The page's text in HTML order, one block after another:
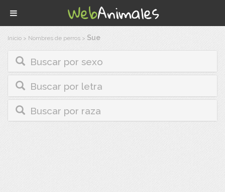
Inicio > Nombres de perros > Sue
Buscar por sexo
Buscar por letra
Buscar por raza